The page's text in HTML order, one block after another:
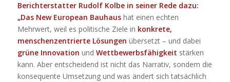
Berichterstatter Rudolf Kolbe in seiner Rede dazu:
„Das New European Bauhaushat einen echten
Mehrwert, weil es politische Ziele in konkrete,
menschenzentrierte Lösungen übersetzt – und dabei
grüne Innovation und Wettbewerbsfähigkeit stärken
kann. Aber entscheidend ist nicht das Narrativ, sondern die
konsequente Umsetzung und was ändert sich tatsächlich